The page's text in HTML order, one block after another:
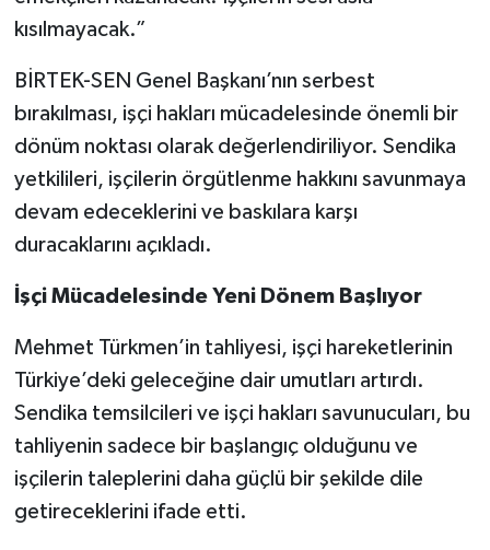
kısılmayacak.”
BİRTEK-SEN Genel Başkanı’nın serbest
bırakılması, işçi hakları mücadelesinde önemli bir
dönüm noktası olarak değerlendiriliyor. Sendika
yetkilileri, işçilerin örgütlenme hakkını savunmaya
devam edeceklerini ve baskılara karşı
duracaklarını açıkladı.
İşçi Mücadelesinde Yeni Dönem Başlıyor
Mehmet Türkmen’in tahliyesi, işçi hareketlerinin
Türkiye’deki geleceğine dair umutları artırdı.
Sendika temsilcileri ve işçi hakları savunucuları, bu
tahliyenin sadece bir başlangıç olduğunu ve
işçilerin taleplerini daha güçlü bir şekilde dile
getireceklerini ifade etti.